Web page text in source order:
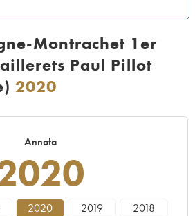
Montrachet 1er
Paul Pillot
2020
Annata
2020 2019
2018